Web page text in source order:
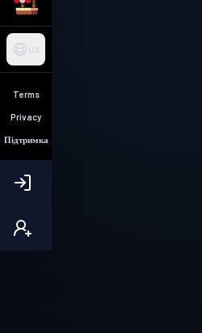
UA
Terms
Privacy
Підтримка